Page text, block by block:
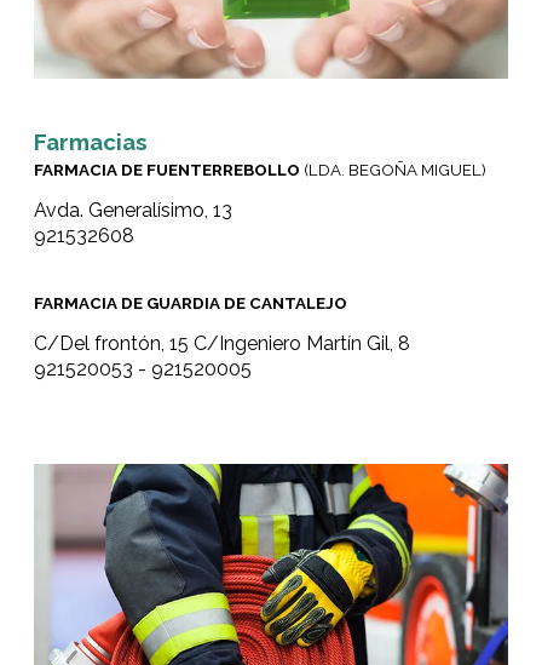
Farmacias
FARMACIA DE FUENTERREBOLLO (LDA. BEGOÑA MIGUEL)
Avda. Generalísimo, 13
921532608
FARMACIA DE GUARDIA DE CANTALEJO
C/Del frontón, 15 C/Ingeniero Martín Gil, 8
921520053 - 921520005